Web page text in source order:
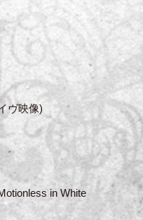
ヴ映像)
in White